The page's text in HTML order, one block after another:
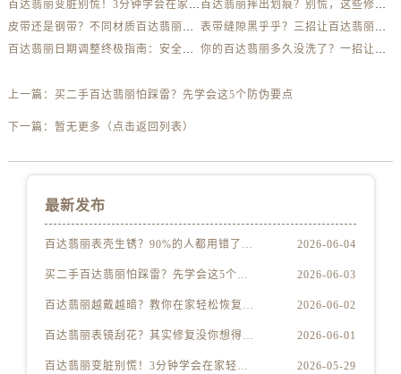
百达翡丽变脏别慌！3分钟学会在家轻松清洗
百达翡丽摔出划痕？别慌，这些修复技巧太实用了
皮带还是钢带？不同材质百达翡丽清洁全解析
表带缝隙黑乎乎？三招让百达翡丽钢带亮如新
百达翡丽日期调整终极指南：安全、快速、不出错！
你的百达翡丽多久没洗了？一招让它亮如新
上一篇： 买二手百达翡丽怕踩雷？先学会这5个防伪要点
下一篇： 暂无更多（点击返回列表）
最新发布
百达翡丽表壳生锈？90%的人都用错了清洁方法 2026-06-04
买二手百达翡丽怕踩雷？先学会这5个防伪要点 2026-06-03
百达翡丽越戴越暗？教你在家轻松恢复出厂光泽 2026-06-02
百达翡丽表镜刮花？其实修复没你想得那么贵 2026-06-01
百达翡丽变脏别慌！3分钟学会在家轻松清洗 2026-05-29